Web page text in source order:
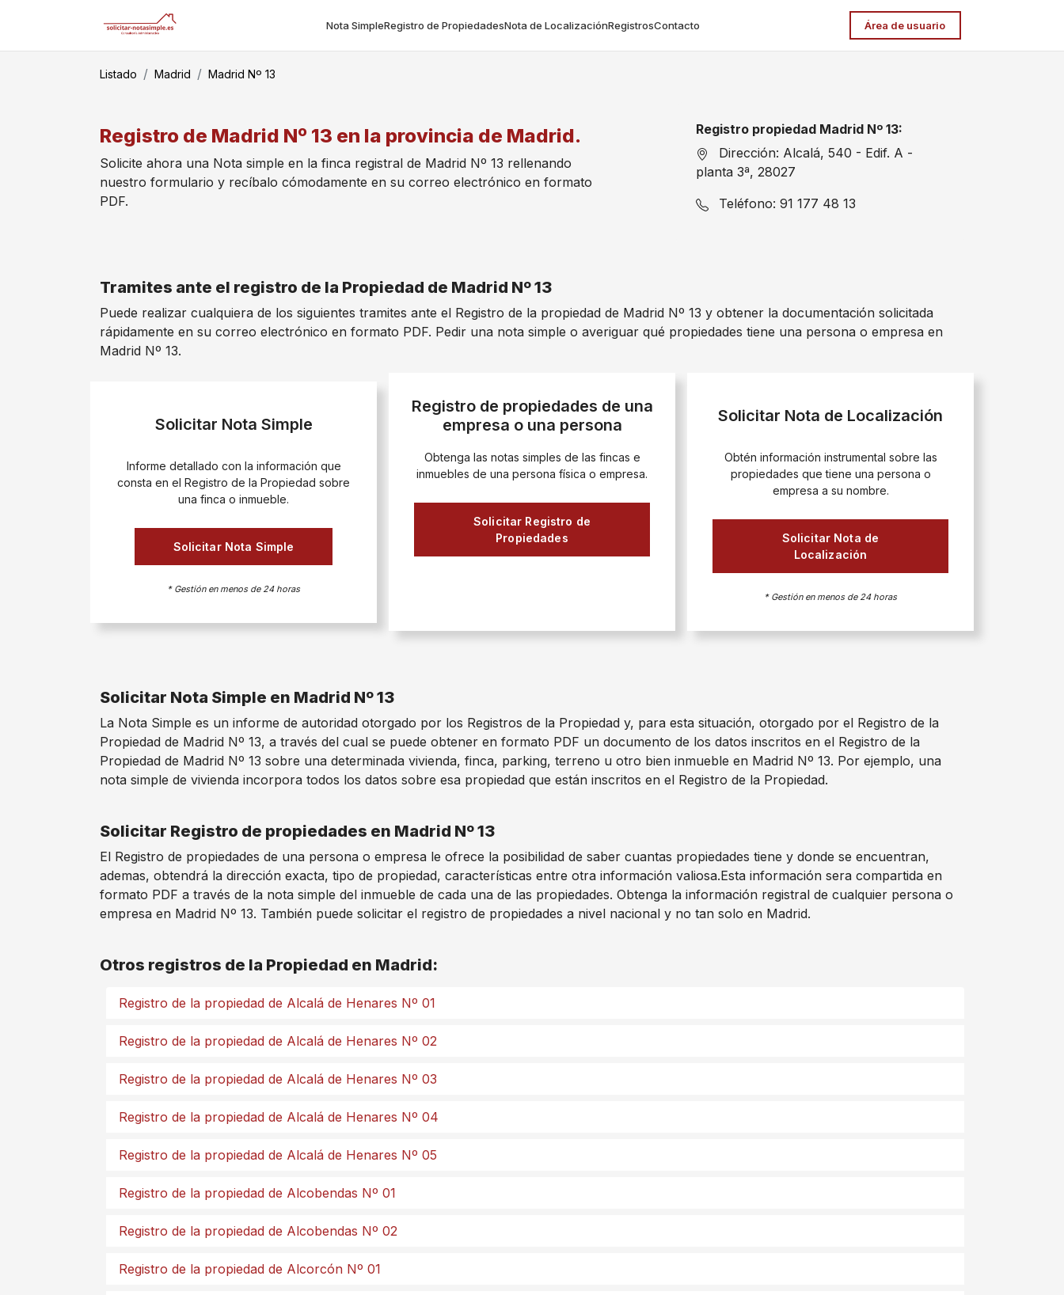
Nota SimpleRegistro de PropiedadesNota de LocalizaciónRegistrosContacto Área de usuario
Listado Madrid Madrid Nº 13
Registro de Madrid Nº 13 en la provincia de Madrid.
Solicite ahora una Nota simple en la finca registral de Madrid Nº 13 rellenando
nuestro formulario y recíbalo cómodamente en su correo electrónico en formato
PDF.
Registro propiedad Madrid Nº 13:
Dirección: Alcalá, 540 - Edif. A -
planta 3ª, 28027
Teléfono: 91 177 48 13
Tramites ante el registro de la Propiedad de Madrid Nº 13
Puede realizar cualquiera de los siguientes tramites ante el Registro de la propiedad de Madrid Nº 13 y obtener la documentación solicitada
rápidamente en su correo electrónico en formato PDF. Pedir una nota simple o averiguar qué propiedades tiene una persona o empresa en
Madrid Nº 13.
Solicitar Nota Simple
Informe detallado con la información que
consta en el Registro de la Propiedad sobre
una finca o inmueble.
Solicitar Nota Simple
* Gestión en menos de 24 horas
Registro de propiedades de una
empresa o una persona
Obtenga las notas simples de las fincas e
inmuebles de una persona física o empresa.
Solicitar Registro de
Propiedades
Solicitar Nota de Localización
Obtén información instrumental sobre las
propiedades que tiene una persona o
empresa a su nombre.
Solicitar Nota de
Localización
* Gestión en menos de 24 horas
Solicitar Nota Simple en Madrid Nº 13
La Nota Simple es un informe de autoridad otorgado por los Registros de la Propiedad y, para esta situación, otorgado por el Registro de la
Propiedad de Madrid Nº 13, a través del cual se puede obtener en formato PDF un documento de los datos inscritos en el Registro de la
Propiedad de Madrid Nº 13 sobre una determinada vivienda, finca, parking, terreno u otro bien inmueble en Madrid Nº 13. Por ejemplo, una
nota simple de vivienda incorpora todos los datos sobre esa propiedad que están inscritos en el Registro de la Propiedad.
Solicitar Registro de propiedades en Madrid Nº 13
El Registro de propiedades de una persona o empresa le ofrece la posibilidad de saber cuantas propiedades tiene y donde se encuentran,
ademas, obtendrá la dirección exacta, tipo de propiedad, características entre otra información valiosa.Esta información sera compartida en
formato PDF a través de la nota simple del inmueble de cada una de las propiedades. Obtenga la información registral de cualquier persona o
empresa en Madrid Nº 13. También puede solicitar el registro de propiedades a nivel nacional y no tan solo en Madrid.
Otros registros de la Propiedad en Madrid:
Registro de la propiedad de Alcalá de Henares Nº 01
Registro de la propiedad de Alcalá de Henares Nº 02
Registro de la propiedad de Alcalá de Henares Nº 03
Registro de la propiedad de Alcalá de Henares Nº 04
Registro de la propiedad de Alcalá de Henares Nº 05
Registro de la propiedad de Alcobendas Nº 01
Registro de la propiedad de Alcobendas Nº 02
Registro de la propiedad de Alcorcón Nº 01